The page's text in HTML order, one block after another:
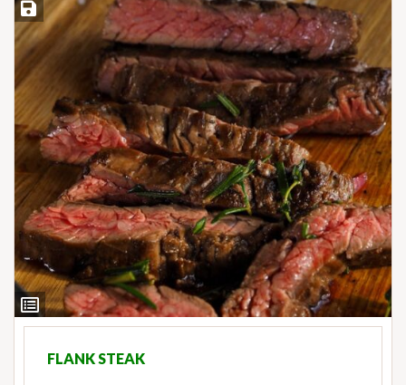
View
Ingredients
Save Recipe
FLANK STEAK